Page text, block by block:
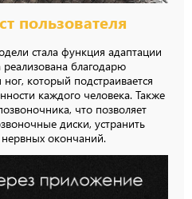
пользователя
стала функция адаптации
благодарю
который подстраивается
каждого человека. Также
что позволяет
диски, устранить
окончаний.